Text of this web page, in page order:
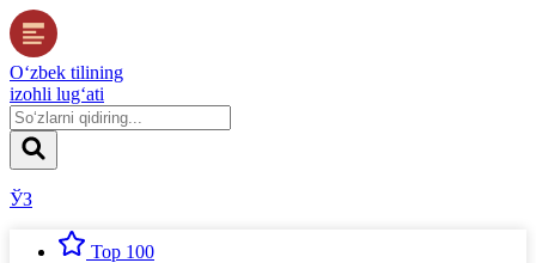
O‘zbek tilining
izohli lug‘ati
ЎЗ
Top 100